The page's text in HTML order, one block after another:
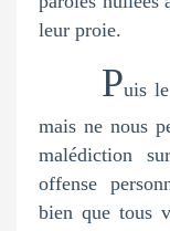
leur proie.
Puis
mais ne nous
malédiction
offense
bien que tous